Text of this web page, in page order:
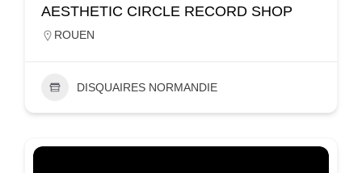
AESTHETIC CIRCLE RECORD SHOP
ROUEN
DISQUAIRES NORMANDIE